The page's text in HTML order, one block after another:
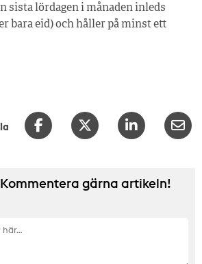
sista lördagen i månaden inleds
bara eid) och håller på minst ett
gärna artikeln!